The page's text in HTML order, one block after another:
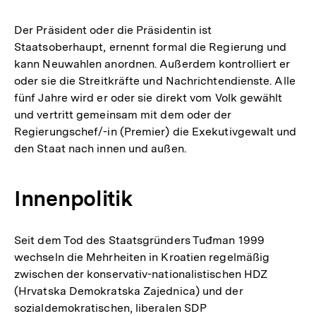
Der Präsident oder die Präsidentin ist
Staatsoberhaupt, ernennt formal die Regierung und
kann Neuwahlen anordnen. Außerdem kontrolliert er
oder sie die Streitkräfte und Nachrichtendienste. Alle
fünf Jahre wird er oder sie direkt vom Volk gewählt
und vertritt gemeinsam mit dem oder der
Regierungschef/-in (Premier) die Exekutivgewalt und
den Staat nach innen und außen.
Innenpolitik
Seit dem Tod des Staatsgründers Tuđman 1999
wechseln die Mehrheiten in Kroatien regelmäßig
zwischen der konservativ-nationalistischen HDZ
(Hrvatska Demokratska Zajednica) und der
sozialdemokratischen, liberalen SDP